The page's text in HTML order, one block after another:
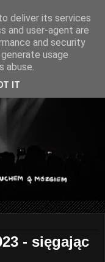
- sięgając
deliver its services
and user-agent are
and security
usage
abuse.
IT